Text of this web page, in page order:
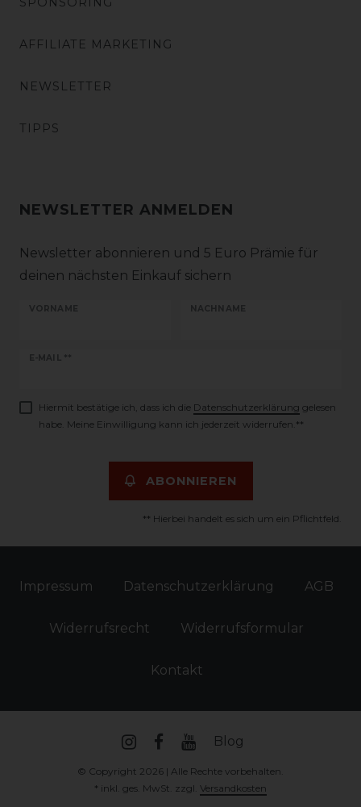
AFFILIATE MARKETING
NEWSLETTER
TIPPS
NEWSLETTER ANMELDEN
Newsletter abonnieren und 5 Euro Prämie für
deinen nächsten Einkauf sichern
VORNAME NACHNAME
E-MAIL **
Newsletter
Hiermit bestätige ich, dass ich die Daten­schutz­erklärung gelesen
habe. Meine Einwilligung kann ich jederzeit widerrufen.**
ABONNIEREN
** Hierbei handelt es sich um ein Pflichtfeld.
Impressum Daten­schutz­erklärung AGB
Widerrufs­recht Widerrufs­formular
Kontakt
Blog
© Copyright 2026 | Alle Rechte vorbehalten.
* inkl. ges. MwSt. zzgl. Versandkosten